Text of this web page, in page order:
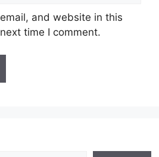
and website in this
time I comment.